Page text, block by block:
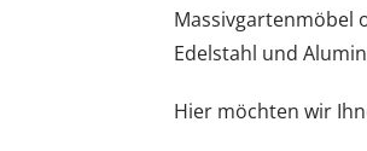
Massivgartenmöbel
Edelstahl und
Hier möchten wir